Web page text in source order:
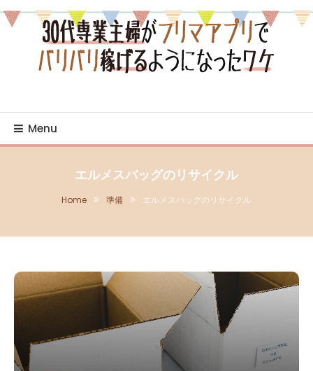
Skip
To
Content
プリでバリバリ稼げるよ
うになったワケ
Menu
エルメスバッグのリサイクル
Home 準備 エルメスバッグのリサイクル